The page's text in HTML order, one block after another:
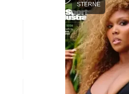
STERNE